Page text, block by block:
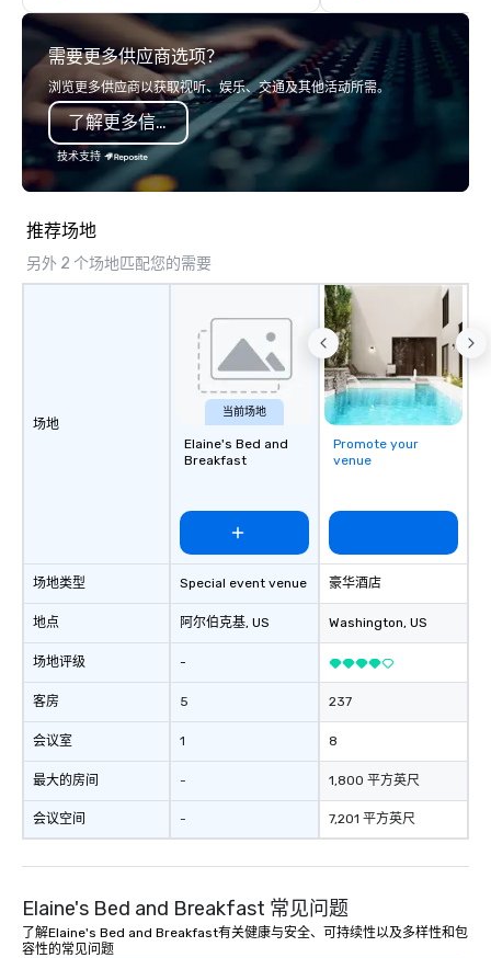
commitment to exceptional customer
service set us apart. We deliver
smart, reliable solutions designed to
make the end-user experience
seamless from start to finish. We are
also a certified WOSB.
effortless, making
brilliant with stunning
leadership loves.
需要更多供应商选项？
浏览更多供应商以获取视听、娱乐、交通及其他活动所需。
了解更多信息
技术支持
推荐场地
另外 2 个场地匹配您的需要
场地
场地类型
地点
场地评级
客房
会议室
最大的房间
会议空间
当前场地
Elaine's Bed and
Breakfast
Special event venue
阿尔伯克基, US
-
5
1
-
-
Promote your
venue
豪华酒店
Washington, US
237
8
1,800 平方英尺
7,201 平方英尺
Elaine's Bed and Breakfast 常见问题
了解Elaine's Bed and Breakfast有关健康与安全、可持续性以及多样性和包
容性的常见问题